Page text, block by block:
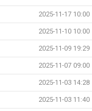
2025-11-17 10:00
2025-11-10 10:00
2025-11-09 19:29
2025-11-07 09:00
2025-11-03 14:28
2025-11-03 11:40